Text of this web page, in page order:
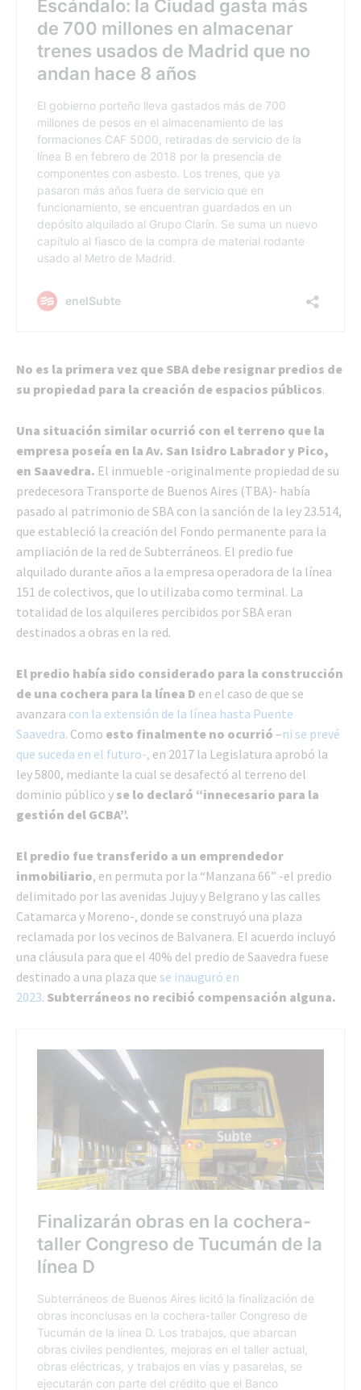
No es la primera vez que SBA debe resignar predios de
su propiedad para la creación de espacios públicos.
Una situación similar ocurrió con el terreno que la
empresa poseía en la Av. San Isidro Labrador y Pico,
en Saavedra. El inmueble -originalmente propiedad de su
predecesora Transporte de Buenos Aires (TBA)- había
pasado al patrimonio de SBA con la sanción de la ley 23.514,
que estableció la creación del Fondo permanente para la
ampliación de la red de Subterráneos. El predio fue
alquilado durante años a la empresa operadora de la línea
151 de colectivos, que lo utilizaba como terminal. La
totalidad de los alquileres percibidos por SBA eran
destinados a obras en la red.
El predio había sido considerado para la construcción
de una cochera para la línea D en el caso de que se
avanzara con la extensión de la línea hasta Puente
Saavedra. Como esto finalmente no ocurrió –ni se prevé
que suceda en el futuro-, en 2017 la Legislatura aprobó la
ley 5800, mediante la cual se desafectó al terreno del
dominio público y se lo declaró “innecesario para la
gestión del GCBA”.
El predio fue transferido a un emprendedor
inmobiliario, en permuta por la “Manzana 66” -el predio
delimitado por las avenidas Jujuy y Belgrano y las calles
Catamarca y Moreno-, donde se construyó una plaza
reclamada por los vecinos de Balvanera. El acuerdo incluyó
una cláusula para que el 40% del predio de Saavedra fuese
destinado a una plaza que se inauguró en
2023. Subterráneos no recibió compensación alguna.